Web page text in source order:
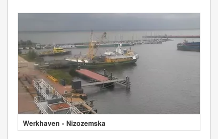
Werkhaven - Nizozemska